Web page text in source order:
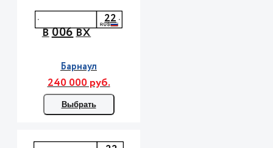
В006ВХ
22
Барнаул
240 000 руб.
Выбрать